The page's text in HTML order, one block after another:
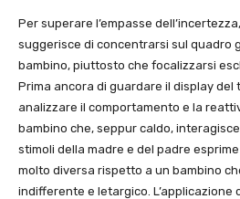
Per superare l’empasse
suggerisce di concentrarsi sul quadro
bambino, piuttosto che focalizzarsi
Prima ancora di guardare il display del
analizzare il comportamento e la
bambino che, seppur caldo,
stimoli della madre e del padre
molto diversa rispetto a un bambino
indifferente e letargico. L’applicazione